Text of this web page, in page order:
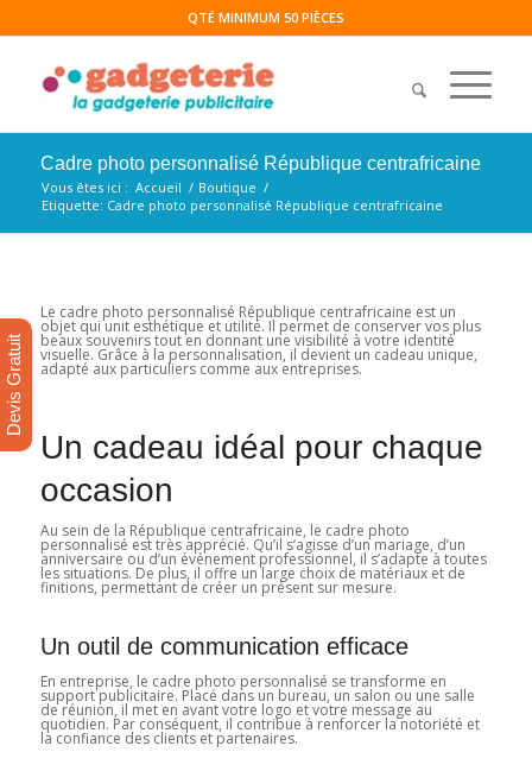
QTÉ MINIMUM 50 PIÈCES
Cadre photo personnalisé République centrafricaine
Vous êtes ici : Accueil / Boutique /
Etiquette: Cadre photo personnalisé République centrafricaine
Le cadre photo personnalisé République centrafricaine est un
objet qui unit esthétique et utilité. Il permet de conserver vos plus
beaux souvenirs tout en donnant une visibilité à votre identité
visuelle. Grâce à la personnalisation, il devient un cadeau unique,
adapté aux particuliers comme aux entreprises.
Un cadeau idéal pour chaque
occasion
Au sein de la République centrafricaine, le cadre photo
personnalisé est très apprécié. Qu’il s’agisse d’un mariage, d’un
anniversaire ou d’un événement professionnel, il s’adapte à toutes
les situations. De plus, il offre un large choix de matériaux et de
finitions, permettant de créer un présent sur mesure.
Un outil de communication efficace
En entreprise, le cadre photo personnalisé se transforme en
support publicitaire. Placé dans un bureau, un salon ou une salle
de réunion, il met en avant votre logo et votre message au
quotidien. Par conséquent, il contribue à renforcer la notoriété et
la confiance des clients et partenaires.
Devis Gratuit